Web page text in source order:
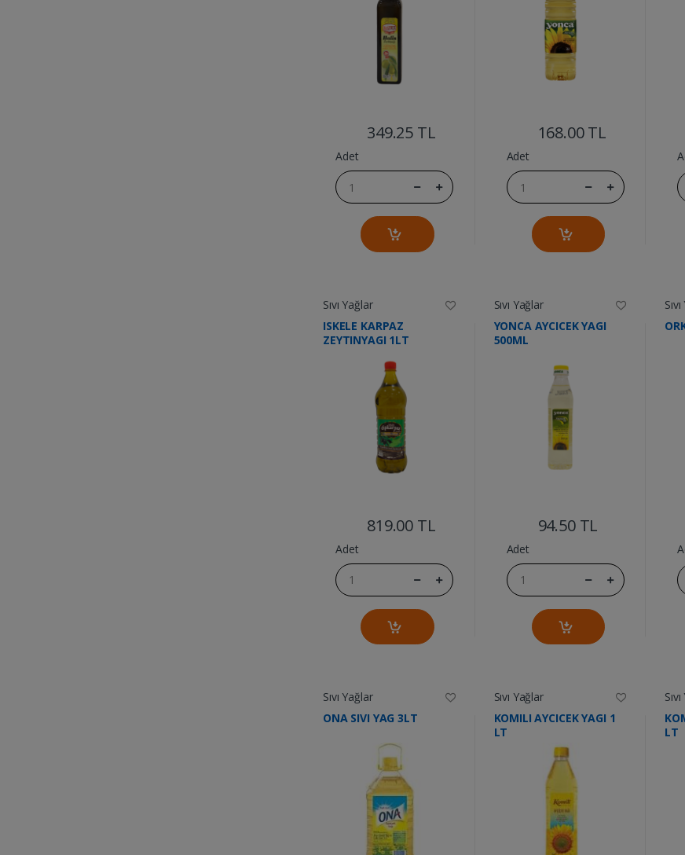
349.25 TL
Adet
168.00 TL
Adet
Sıvı Yağlar
ISKELE KARPAZ
ZEYTINYAGI 1LT
819.00 TL
Adet
Sıvı Yağlar
YONCA AYCICEK YAGI
500ML
94.50 TL
Adet
Sıvı Yağlar
ONA SIVI YAG 3LT
Sıvı Yağlar
KOMILI AYCICEK YAGI 1
LT
LT